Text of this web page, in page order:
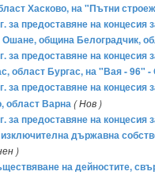
Хасково, на "Пътни
предоставяне на концесия
община Белоградчик,
предоставяне на концесия
област Бургас, на "Вая - 96"
предоставяне на концесия
област Варна( Нов )
предоставяне на концесия
държавна
)
на дейностите,